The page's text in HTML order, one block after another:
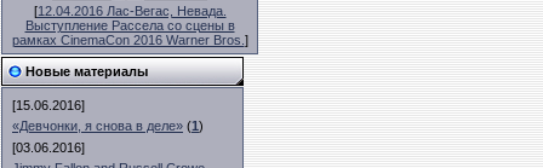
[12.04.2016 Лас-Вегас, Невада.
Выступление Рассела со сцены в
рамках CinemaCon 2016 Warner Bros. ]
Новые материалы
[15.06.2016]
«Девчонки, я снова в деле» (1)
[03.06.2016]